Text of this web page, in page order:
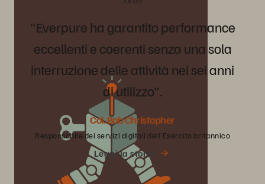
"Everpure ha garantito performance
eccellenti e coerentisenza una sola
interruzione delle attività neiseianni
diutilizzo".
Col. Bob Christopher
Responsabile dei servizi digitali dell'Esercito britannico
Leggi la storia